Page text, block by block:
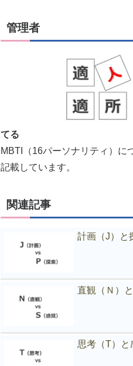
管理者
てる
MBTI（16パーソナリティ）に
記載しています。
関連記事
計画（J）と
直観（Ｎ）
思考（T）と